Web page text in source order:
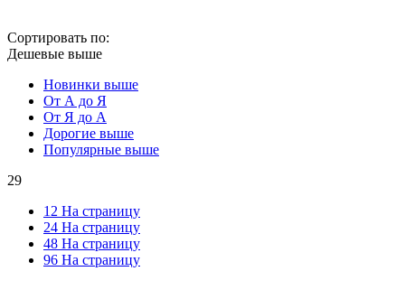
Сортировать по:
Дешевые выше
Новинки выше
От А до Я
От Я до А
Дорогие выше
Популярные выше
29
12 На страницу
24 На страницу
48 На страницу
96 На страницу